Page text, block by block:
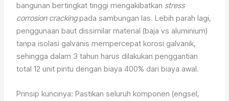
bangunan bertingkat tinggi mengakibatkan stress
corrosion crackingpada sambungan las. Lebih parah lagi,
penggunaan baut dissimilar material (baja vs aluminium)
tanpa isolasi galvanis mempercepat korosi galvanik,
sehingga dalam 3 tahun harus dilakukan penggantian
total 12 unit pintu dengan biaya 400% dari biaya awal.
Prinsip kuncinya: Pastikan seluruh komponen (engsel,